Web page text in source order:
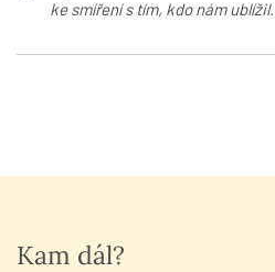
ke smíření s tím, kdo nám
Kam dál?